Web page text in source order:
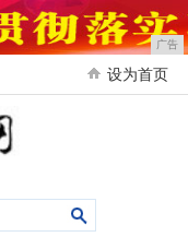
广告
设为首页